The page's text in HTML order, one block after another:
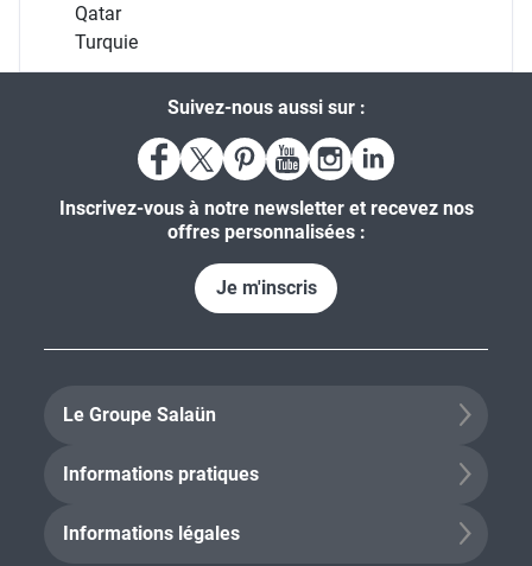
Qatar
Turquie
Suivez-nous aussi sur :
Inscrivez-vous à notre newsletter et recevez nos
offres personnalisées :
Je m'inscris
Le Groupe Salaün
Informations pratiques
Informations légales